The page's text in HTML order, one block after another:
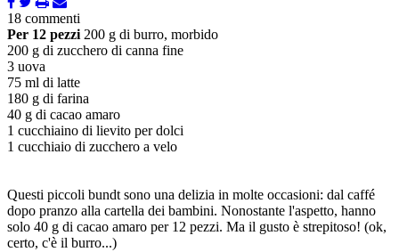
18 commenti
Per 12 pezzi 200 g di burro, morbido
200 g di zucchero di canna fine
3 uova
75 ml di latte
180 g di farina
40 g di cacao amaro
1 cucchiaino di lievito per dolci
1 cucchiaio di zucchero a velo
Questi piccoli bundt sono una delizia in molte occasioni: dal caffé
dopo pranzo alla cartella dei bambini. Nonostante l'aspetto, hanno
solo 40 g di cacao amaro per 12 pezzi. Ma il gusto è strepitoso! (ok,
certo, c'è il burro...)